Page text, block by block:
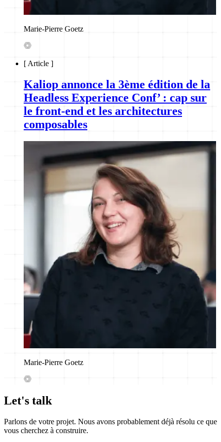
Marie-Pierre Goetz
[ Article ]
Kaliop annonce la 3ème édition de la
Headless Experience Conf’ : cap sur
le front-end et les architectures
composables
Marie-Pierre Goetz
Let's talk
Parlons de votre projet. Nous avons probablement déjà résolu ce que
vous cherchez à construire.